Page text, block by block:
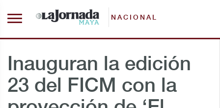
NACIONAL
Inauguran la edición
23 del FICM con la